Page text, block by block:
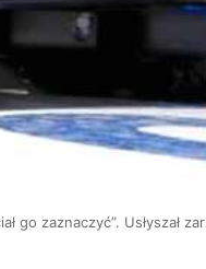
go zaznaczyć”. Usłyszał